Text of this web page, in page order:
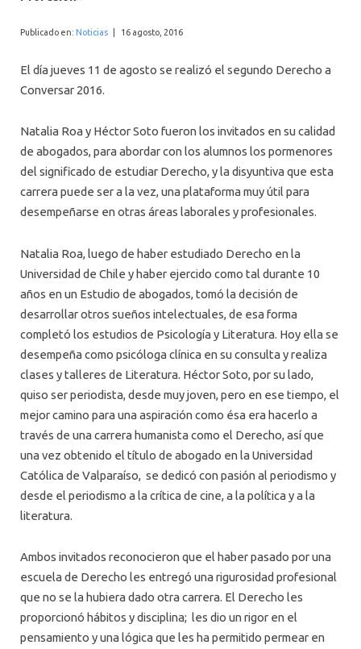
Publicado en: Noticias 16 agosto, 2016
El día jueves 11 de agosto se realizó el segundo Derecho a
Conversar 2016.
Natalia Roa y Héctor Soto fueron los invitados en su calidad
de abogados, para abordar con los alumnos los pormenores
del significado de estudiar Derecho, y la disyuntiva que esta
carrera puede ser a la vez, una plataforma muy útil para
desempeñarse en otras áreas laborales y profesionales.
Natalia Roa, luego de haber estudiado Derecho en la
Universidad de Chile y haber ejercido como tal durante 10
años en un Estudio de abogados, tomó la decisión de
desarrollar otros sueños intelectuales, de esa forma
completó los estudios de Psicología y Literatura. Hoy ella se
desempeña como psicóloga clínica en su consulta y realiza
clases y talleres de Literatura. Héctor Soto, por su lado,
quiso ser periodista, desde muy joven, pero en ese tiempo, el
mejor camino para una aspiración como ésa era hacerlo a
través de una carrera humanista como el Derecho, así que
una vez obtenido el título de abogado en la Universidad
Católica de Valparaíso, se dedicó con pasión al periodismo y
desde el periodismo a la crítica de cine, a la política y a la
literatura.
Ambos invitados reconocieron que el haber pasado por una
escuela de Derecho les entregó una rigurosidad profesional
que no se la hubiera dado otra carrera. El Derecho les
proporcionó hábitos y disciplina; les dio un rigor en el
pensamiento y una lógica que les ha permitido permear en